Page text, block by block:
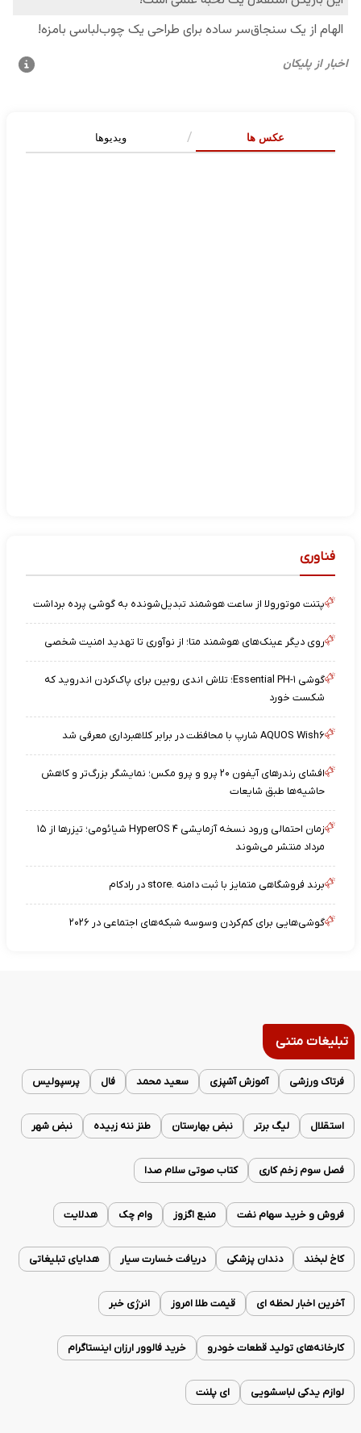
عکس ها ویدیوها
فناوری
پتنت موتورولا از ساعت هوشمند تبدیل‌شونده به گوشی پرده برداشت
روی دیگر عینک‌های هوشمند متا؛ از نوآوری تا تهدید امنیت شخصی
گوشی Essential PH-۱؛ تلاش اندی روبین برای پاک‌کردن اندروید که
شکست خورد
AQUOS Wish۶ شارپ با محافظت در برابر کلاهبرداری معرفی شد
افشای رندرهای آیفون ۲۰ پرو و پرو مکس؛ نمایشگر بزرگ‌تر و کاهش
حاشیه‌ها طبق شایعات
زمان احتمالی ورود نسخه آزمایشی HyperOS ۴ شیائومی؛ تیزرها از ۱۵
مرداد منتشر می‌شوند
برند فروشگاهی متمایز با ثبت دامنه .store در رادکام
گوشی‌هایی برای کم‌کردن وسوسه شبکه‌های اجتماعی در ۲۰۲۶
تبلیغات متنی
فرتاک ورزشی آموزش آشپزی سعید محمد فال پرسپولیس
استقلال لیگ برتر نبض بهارستان طنز ننه زبیده نبض شهر
فصل سوم زخم کاری کتاب صوتی سلام صدا
فروش و خرید سهام نفت منبع اگزوز وام چک هدلایت
کاخ لبخند دندان پزشکی دریافت خسارت سیار هدایای تبلیغاتی
آخرین اخبار لحظه ای قیمت طلا امروز انرژی خبر
کارخانه‌های تولید قطعات خودرو خرید فالوور ارزان اینستاگرام
لوازم یدکی لباسشویی ای پلنت